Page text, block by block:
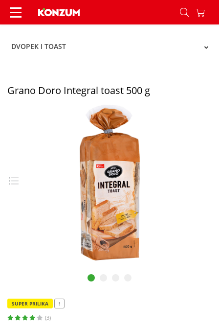
Grano Doro Integral toast 500 g - Konzum
DVOPEK I TOAST
Grano Doro Integral toast 500 g
SUPER PRILIKA !
(3)